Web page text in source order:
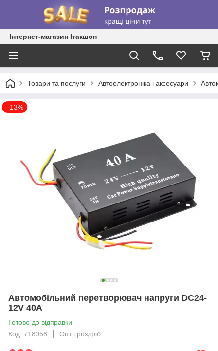
Інтернет-магазин Ітакшоп
Товари та послуги Автоелектроніка і аксесуари
–13%
Автомобільний перетворювач напруги DC24-
12V 40A
Готово до відправки
Код: 718058
Опт і роздріб